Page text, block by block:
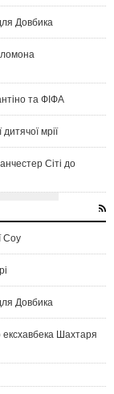
Довбика
та ФІФА
мрії
Сіті до
Соу
Довбика
Шахтаря